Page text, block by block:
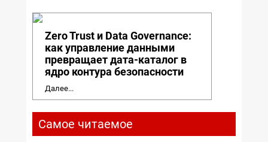
Zero Trust и Data Governance:
как управление данными
превращает дата-каталог в
ядро контура безопасности
Далее...
Самое читаемое